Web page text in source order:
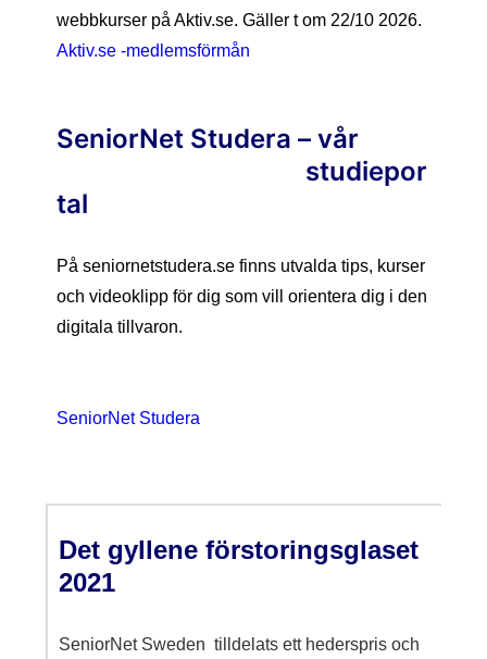
webbkurser på Aktiv.se. Gäller t om 22/10 2026.
Aktiv.se -medlemsförmån
SeniorNet Studera – vår
studiepor
tal
På seniornetstudera.se finns utvalda tips, kurser
och videoklipp för dig som vill orientera dig i den
digitala tillvaron.
SeniorNet Studera
Det gyllene förstoringsglaset
2021
SeniorNet Sweden tilldelats ett hederspris och